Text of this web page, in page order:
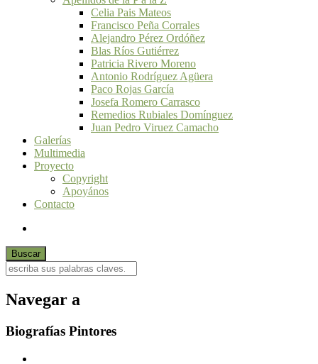
Celia Pais Mateos
Francisco Peña Corrales
Alejandro Pérez Ordóñez
Blas Ríos Gutiérrez
Patricia Rivero Moreno
Antonio Rodríguez Agüera
Paco Rojas García
Josefa Romero Carrasco
Remedios Rubiales Domínguez
Juan Pedro Viruez Camacho
Galerías
Multimedia
Proyecto
Copyright
Apoyános
Contacto
Navegar a
Biografías Pintores